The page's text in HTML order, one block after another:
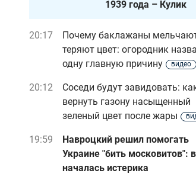
1939 года – Кулик
20:17
Почему баклажаны
теряют цвет: огородник
одну главную причину
видео
20:12
Соседи будут завидовать:
вернуть газону насыщенный
зеленый цвет после жары
19:59
Навроцкий решил помогать
Украине "бить московитов":
началась истерика